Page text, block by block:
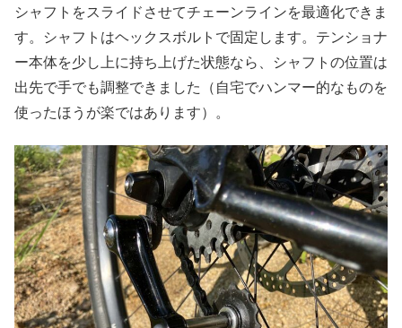
シャフトをスライドさせてチェーンラインを最適化できま
す。シャフトはヘックスボルトで固定します。テンショナ
ー本体を少し上に持ち上げた状態なら、シャフトの位置は
出先で手でも調整できました（自宅でハンマー的なものを
使ったほうが楽ではあります）。